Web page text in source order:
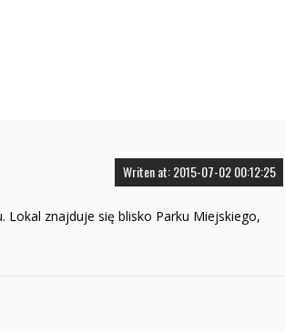
Writen at: 2015-07-02 00:12:25
znajduje się blisko Parku Miejskiego,